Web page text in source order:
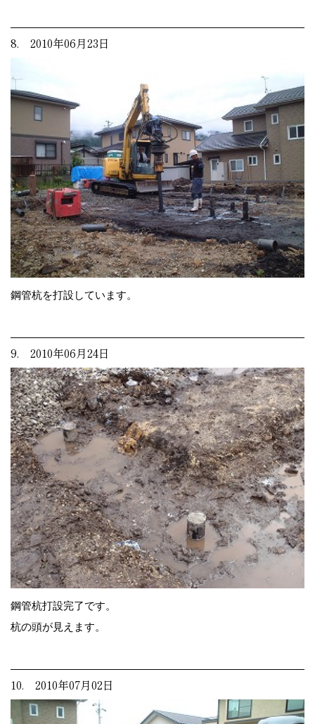
8. 2010年06月23日
鋼管杭を打設しています。
9. 2010年06月24日
鋼管杭打設完了です。
杭の頭が見えます。
10. 2010年07月02日